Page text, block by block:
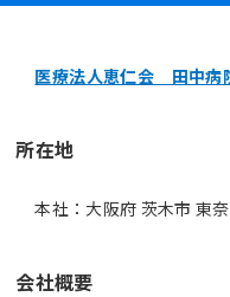
医療法人恵仁会 田中病
所在地
本社：大阪府 茨木市 東
会社概要